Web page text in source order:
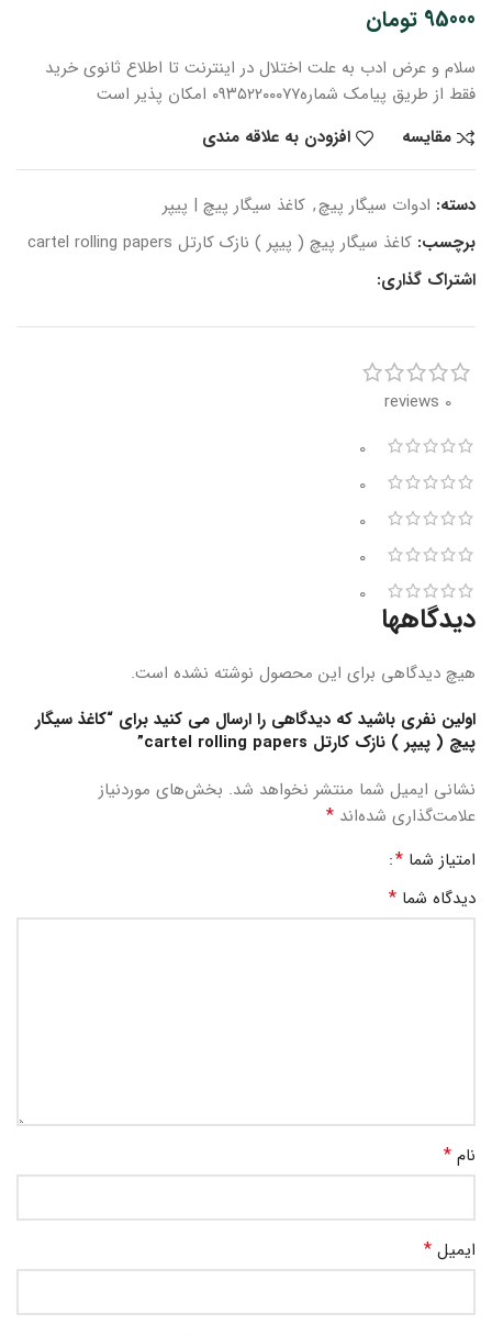
95000 تومان
سلام و عرض ادب به علت اختلال در اینترنت تا اطلاع ثانوی خرید
فقط از طریق پیامک شماره۰۹۳۵۲۲۰۰۰۷۷ امکان پذیر است
مقایسه
افزودن به علاقه مندی
دسته: ادوات سیگار پیچ, کاغذ سیگار پیچ | پیپر
برچسب: کاغذ سیگار پیچ ( پیپر ) نازک کارتل cartel rolling papers
اشتراک گذاری:
0 reviews
0
0
0
0
0
دیدگاهها
هیچ دیدگاهی برای این محصول نوشته نشده است.
اولین نفری باشید که دیدگاهی را ارسال می کنید برای “کاغذ سیگار
پیچ ( پیپر ) نازک کارتل cartel rolling papers”
نشانی ایمیل شما منتشر نخواهد شد. بخش‌های موردنیاز
علامت‌گذاری شده‌اند *
امتیاز شما *
دیدگاه شما *
نام *
ایمیل *